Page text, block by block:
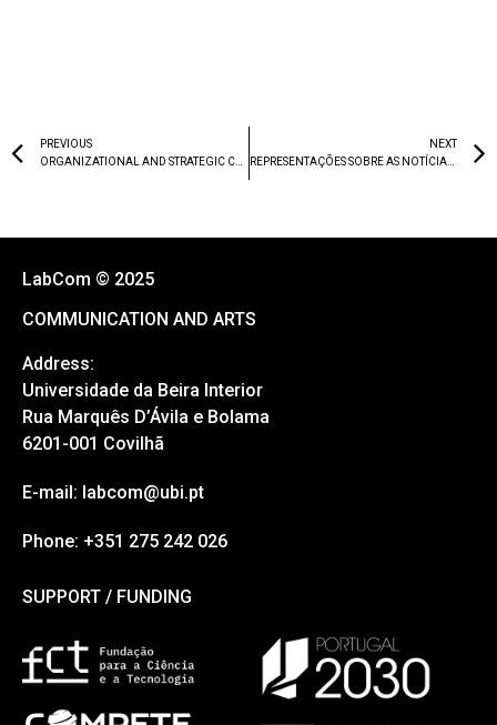
PREVIOUS
NEXT
REPRESENTAÇÕES SOBRE AS NOTÍCIAS E O MUNDO POR CRIANÇAS A FREQUENTAR O ENSINO PRIMÁRIO: O CASO PORTUGUÊS
LabCom © 2025
COMMUNICATION AND ARTS
Address:
Universidade da Beira Interior
Rua Marquês D’Ávila e Bolama
6201-001 Covilhã
E-mail: labcom@ubi.pt
Phone: +351 275 242 026
SUPPORT / FUNDING